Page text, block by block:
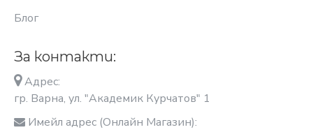
Блог
За контакти:
Адрес:
гр. Варна, ул. "Академик Курчатов" 1
Имейл адрес (Онлайн Магазин):